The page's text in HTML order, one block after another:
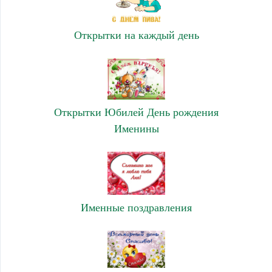
Открытки на каждый день
Открытки Юбилей День рождения
Именины
Именные поздравления